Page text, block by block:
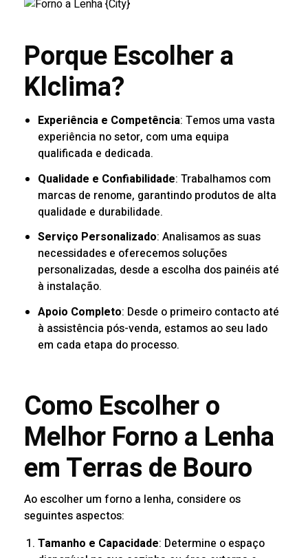
Porque Escolher a
Klclima?
Experiência e Competência: Temos uma vasta
experiência no setor, com uma equipa
qualificada e dedicada.
Qualidade e Confiabilidade: Trabalhamos com
marcas de renome, garantindo produtos de alta
qualidade e durabilidade.
Serviço Personalizado: Analisamos as suas
necessidades e oferecemos soluções
personalizadas, desde a escolha dos painéis até
à instalação.
Apoio Completo: Desde o primeiro contacto até
à assistência pós-venda, estamos ao seu lado
em cada etapa do processo.
Como Escolher o
Melhor Forno a Lenha
em Terras de Bouro
Ao escolher um forno a lenha, considere os
seguintes aspectos:
Tamanho e Capacidade: Determine o espaço